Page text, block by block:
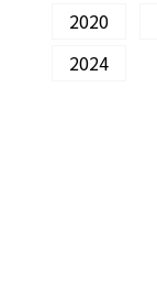
2020
2024